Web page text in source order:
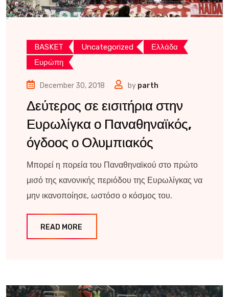
BASKET Uncategorized
Ελλάδα
Ευρώπη
December 30, 2018 by parth
Δεύτερος σε εισιτήρια στην
Ευρωλίγκα ο Παναθηναϊκός,
όγδοος ο Ολυμπιακός
Μπορεί η πορεία του Παναθηναϊκού στο πρώτο
μισό της κανονικής περιόδου της Ευρωλίγκας να
μην ικανοποίησε, ωστόσο ο κόσμος του.
READ MORE